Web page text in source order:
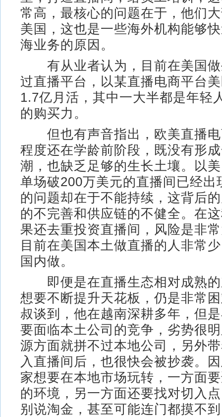
常高，最核心的问题在于，他们
美国，这也是一些海外机构能够
海业务的原因。
有从业者认为，目前在美国做
过直播平台，以某直播电商平台
1.7亿月活，其中一大半都是年轻
的购买力。
但也有声音指出，欧美直播电
程度还在学龄前阶段，既没有形
潮，也缺乏足够的生长土壤。以
单场破200万美元的直播间已经出
的问题却在于不能持续，这背后
的不完善和供应链的不健全。在
果还去重投资直播间，风险是非
目前在美国本土做直播的人非常
国内做。
即便是在直播生态相对成熟的
想要不断提升天花板，仍是非常
叔谈到，他在越南深耕多年，但
要面临本土公司的竞争，劣势很
源方面就拼不过本地公司，另外
入直播间后，也很快会被抄袭。
家想要在本地市场玩转，一方面
的环境，另一方面还要找对切入
别说淘金，甚至可能连门都摸不到